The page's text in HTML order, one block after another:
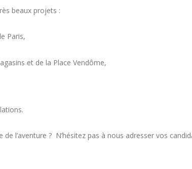
beaux projets :
Paris,
et de la Place Vendôme,
l’aventure ? N’hésitez pas à nous adresser vos